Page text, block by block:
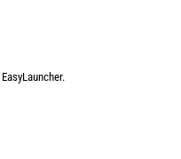
EasyLauncher.